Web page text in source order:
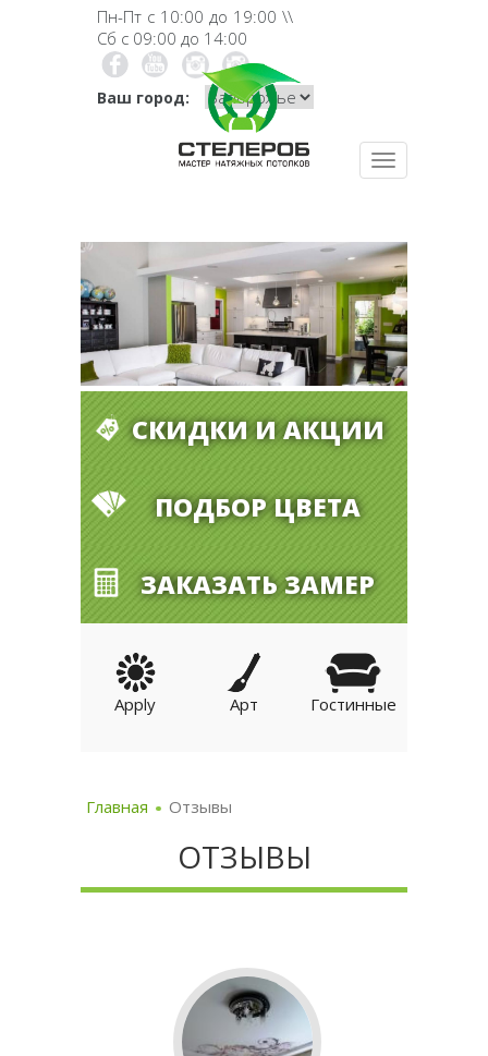
Пн-Пт с 10:00 до 19:00 \\
Сб с 09:00 до 14:00
Мы
Facebook
Канал
на
Youtube
InstagramInstagram
Ваш город:
Toggle
navigation
СКИДКИ И АКЦИИ
ПОДБОР ЦВЕТА
ЗАКАЗАТЬ ЗАМЕР
Apply Арт Гостинные
Главная Отзывы
ОТЗЫВЫ